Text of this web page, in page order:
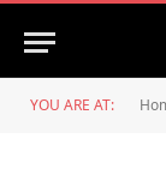
YOU ARE AT: